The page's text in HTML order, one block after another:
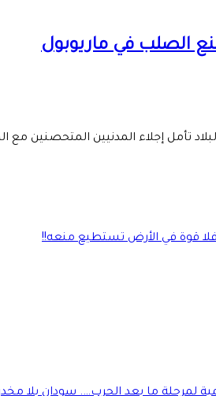
الصلب في ماريوبول
تأمل إجلاء المدنيين المتحصنين
فلا قوة في الأرض تستطيع منعه!!
لمرحلة ما بعد الحرب…. سودان بلا